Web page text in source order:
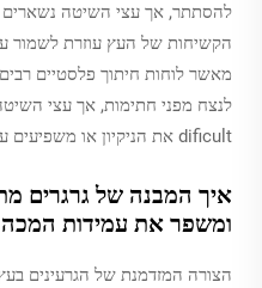
להסתתר, אך עצי השיטה נשארים
הקשיחות של העץ עוזרת לשמור
מאשר לוחות חיתוך פלסטיים
לנצח מפני חתימות, אך עצי
dificult את הניקיון או משפיעים על הביצועים במטבח.
איך המבנה של גרגרים
ומשפר את עמידות המכה
הצורה המזדמנת של הגרעינים